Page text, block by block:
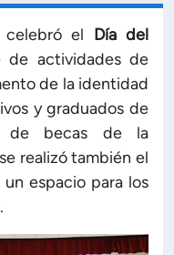
celebró el Día del
de actividades de
de la identidad
y graduados de
de becas de la
realizó también el
espacio para los